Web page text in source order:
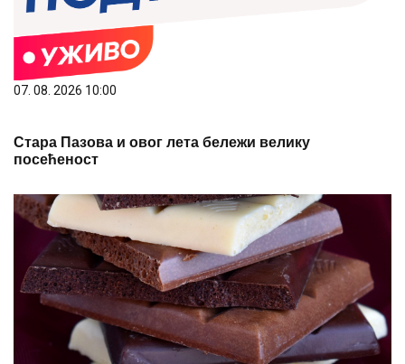
07. 08. 2026 10:00
Стара Пазова и овог лета бележи велику
посећеност